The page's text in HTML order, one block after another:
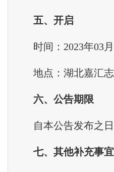
五、 开启
时间：2023年03月
地点：湖北嘉汇志
六、 公告期限
自本公告发布之日
七、 其他补充事宜